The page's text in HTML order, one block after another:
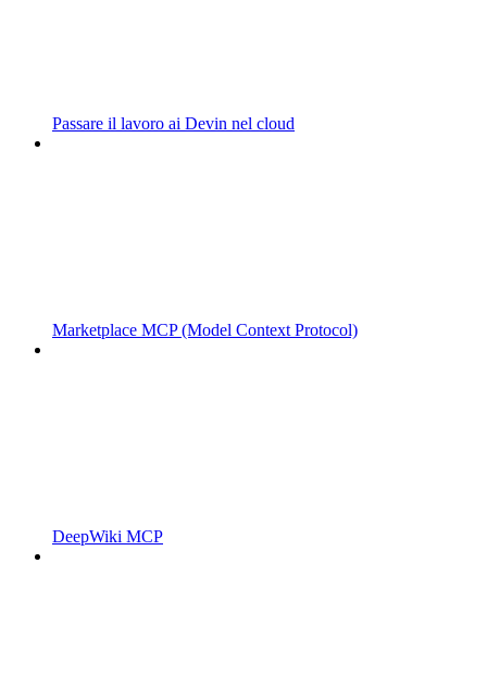
Passare il lavoro ai Devin nel cloud
Marketplace MCP (Model Context Protocol)
DeepWiki MCP